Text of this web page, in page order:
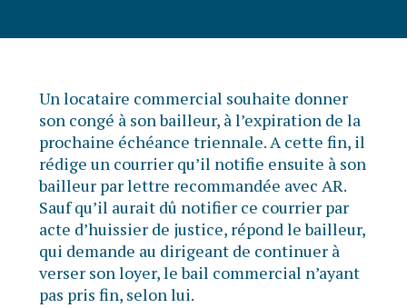
Un locataire commercial souhaite donner
son congé à son bailleur, à l’expiration de la
prochaine échéance triennale. A cette fin, il
rédige un courrier qu’il notifie ensuite à son
bailleur par lettre recommandée avec AR.
Sauf qu’il aurait dû notifier ce courrier par
acte d’huissier de justice, répond le bailleur,
qui demande au dirigeant de continuer à
verser son loyer, le bail commercial n’ayant
pas pris fin, selon lui.